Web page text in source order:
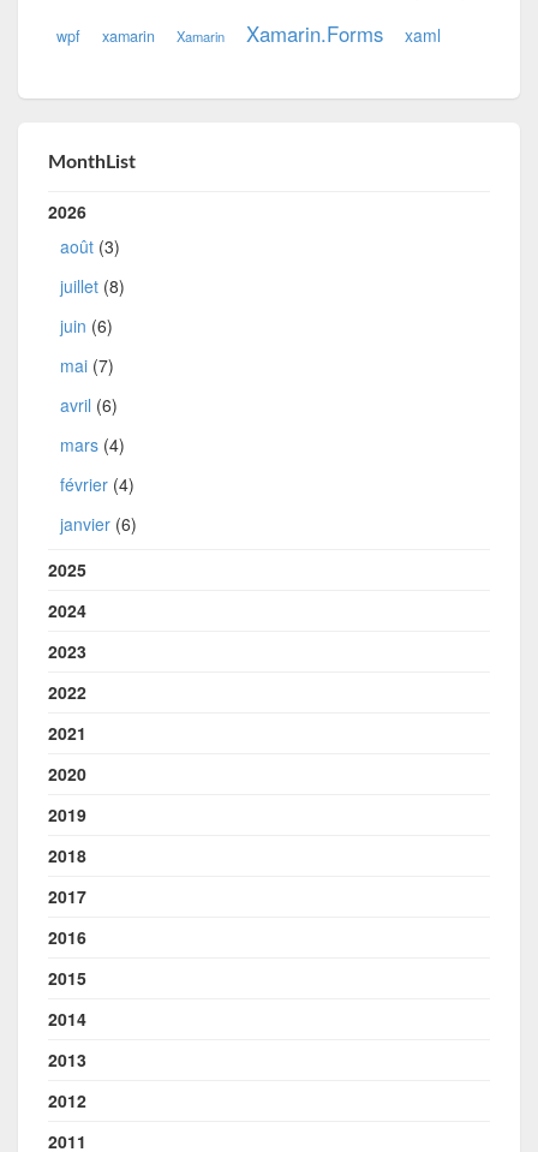
wpf xamarin Xamarin Xamarin.Forms xaml
MonthList
2026
août (3)
juillet (8)
juin (6)
mai (7)
avril (6)
mars (4)
février (4)
janvier (6)
2025
2024
2023
2022
2021
2020
2019
2018
2017
2016
2015
2014
2013
2012
2011